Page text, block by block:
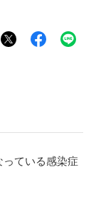
ている感染症